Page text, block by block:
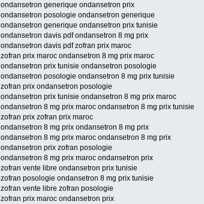
ondansetron generique ondansetron prix
ondansetron posologie ondansetron generique
ondansetron generique ondansetron prix tunisie
ondansetron davis pdf ondansetron 8 mg prix
ondansetron davis pdf zofran prix maroc
zofran prix maroc ondansetron 8 mg prix maroc
ondansetron prix tunisie ondansetron posologie
ondansetron posologie ondansetron 8 mg prix tunisie
zofran prix ondansetron posologie
ondansetron prix tunisie ondansetron 8 mg prix maroc
ondansetron 8 mg prix maroc ondansetron 8 mg prix tunisie
zofran prix zofran prix maroc
ondansetron 8 mg prix ondansetron 8 mg prix
ondansetron 8 mg prix maroc ondansetron 8 mg prix
ondansetron prix zofran posologie
ondansetron 8 mg prix maroc ondansetron prix
zofran vente libre ondansetron prix tunisie
zofran posologie ondansetron 8 mg prix tunisie
zofran vente libre zofran posologie
zofran prix maroc ondansetron prix